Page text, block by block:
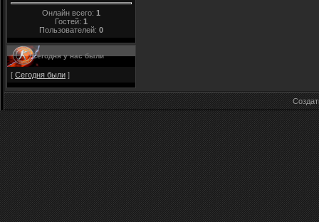
Онлайн всего: 1
Гостей: 1
Пользователей: 0
Сегодня у нас были
[ Сегодня были ]